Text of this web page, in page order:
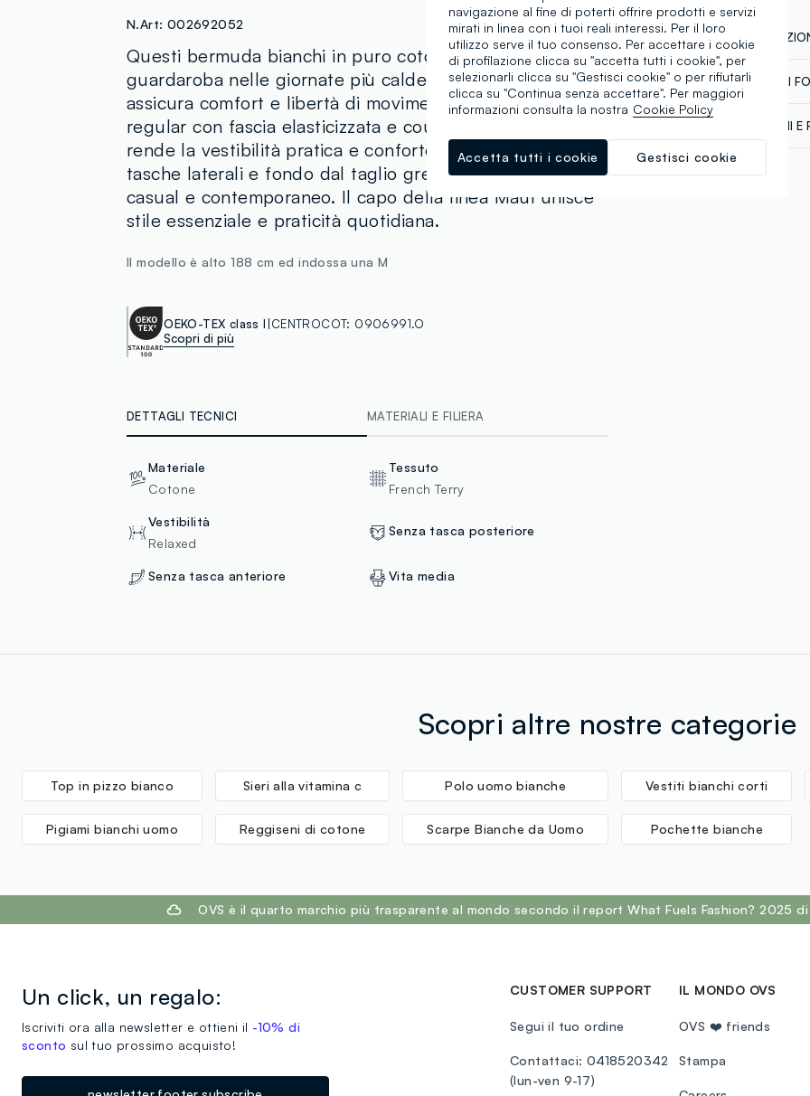
N.Art: 002692052
Questi bermuda bianchi in puro cotone sono ideali per il
guardaroba nelle giornate più calde. Il modello relaxed
assicura comfort e libertà di movimento, mentre la vita
regular con fascia elasticizzata e coulisse regolabile
rende la vestibilità pratica e confortevole. Presentano
tasche laterali e fondo dal taglio grezzo, per un look
casual e contemporaneo. Il capo della linea Maui unisce
stile essenziale e praticità quotidiana.
Il modello è alto 188 cm ed indossa una M
OEKO-TEX class I CENTROCOT: 0906991.O
Scopri di più
DETTAGLI TECNICI MATERIALI E FILIERA
Materiale
Cotone
Tessuto
French Terry
Vestibilità
Relaxed
Senza tasca posteriore
Senza tasca anteriore Vita media
CATENA DI
SAFAA
MADE IN
SPEDIZIONI E
Spedizione
€60.
Scopri altre nostre categorie
Top in pizzo bianco Sieri alla vitamina c Polo uomo bianche Vestiti bianchi corti
Pigiami bianchi uomo Reggiseni di cotone Scarpe Bianche da Uomo Pochette bianche
OVS è il quarto marchio più trasparente al mondo secondo il report What Fuels Fashion? 2025 di
Un click, un regalo:
Iscriviti ora alla newsletter e ottieni il -10% di
sconto sul tuo prossimo acquisto!
CUSTOMER SUPPORT
Segui il tuo ordine
Contattaci: 0418520342
(lun-ven 9-17)
IL MONDO OVS
OVS ❤️ friends
Stampa
navigazione al fine di poterti offrire prodotti e servizi
mirati in linea con i tuoi reali interessi. Per il loro
utilizzo serve il tuo consenso. Per accettare i cookie
di profilazione clicca su "accetta tutti i cookie", per
selezionarli clicca su "Gestisci cookie" o per rifiutarli
clicca su "Continua senza accettare". Per maggiori
informazioni consulta la nostra Cookie Policy
Gestisci cookie
Accetta tutti i cookie